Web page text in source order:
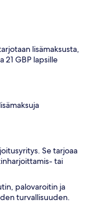
lisämaksusta,
21 GBP lapsille
Se tarjoaa
tai
palovaroitin ja
turvallisuuden.